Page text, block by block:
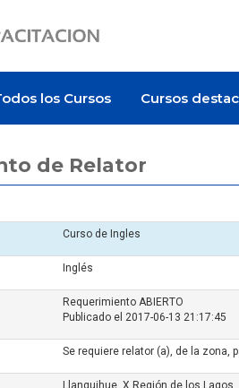
los Cursos Cursos
de Relator
Curso de Ingles
Inglés
Requerimiento ABIERTO
Publicado el 2017-06-13 21:17:45
Se requiere relator (a), de la zona,
Llanquihue, X Región de los Lagos